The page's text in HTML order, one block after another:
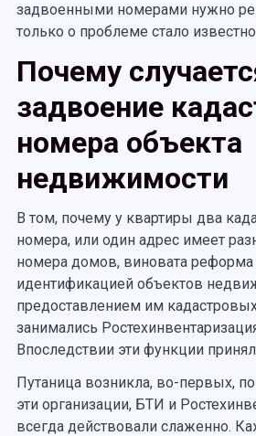
задвоенными номерами нужно
только о проблеме стало
Почему
задвоение
номера объекта
недвижимости
В том, почему у квартиры два
номера, или один адрес имеет
номера домов, виновата реформа
идентификацией объектов
предоставлением им
занимались
Впоследствии эти функции
Путаница возникла, во-первых, по
эти организации, БТИ и
всегда действовали слаженно.